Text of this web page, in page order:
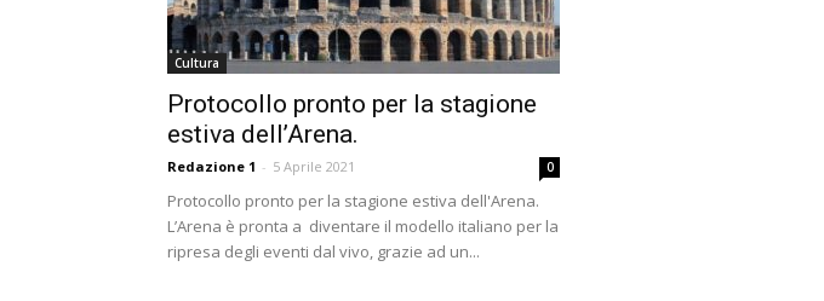
Cultura
Protocollo pronto per la stagione
estiva dell’Arena.
Redazione 1 - 5 Aprile 2021 0
Protocollo pronto per la stagione estiva dell'Arena.
L’Arena è pronta a diventare il modello italiano per la
ripresa degli eventi dal vivo, grazie ad un...